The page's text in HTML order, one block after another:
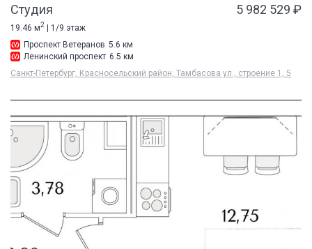
Студия 5 982 529 ₽
19.46 м2
| 1/9 этаж
Проспект Ветеранов 5.6 км
Ленинский проспект 6.5 км
Санкт-Петербург, Красносельский район, Тамбасова ул., строение 1, 5